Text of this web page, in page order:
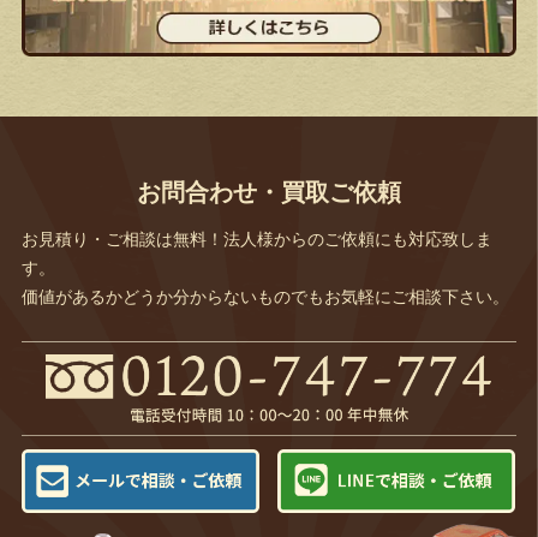
お問合わせ・買取ご依頼
お見積り・ご相談は無料！法人様からのご依頼にも対応致しま
す。
価値があるかどうか分からないものでもお気軽にご相談下さい。